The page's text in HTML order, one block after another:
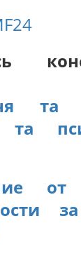
та
та
от